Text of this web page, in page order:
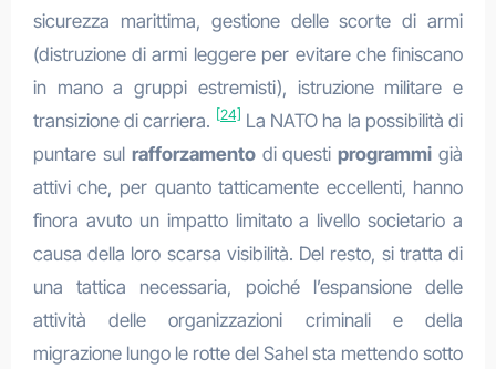
sicurezza marittima, gestione delle scorte di armi
(distruzione di armi leggere per evitare che finiscano
in mano a gruppi estremisti), istruzione militare e
transizione di carriera. [24] La NATO ha la possibilità di
puntare sul rafforzamentodi questiprogrammi già
attivi che, per quanto tatticamente eccellenti, hanno
finora avuto un impatto limitato a livello societario a
causa della loro scarsa visibilità. Del resto, si tratta di
una tattica necessaria, poiché l’espansione delle
attività delle organizzazioni criminali e della
migrazione lungo le rotte del Sahel sta mettendo sotto